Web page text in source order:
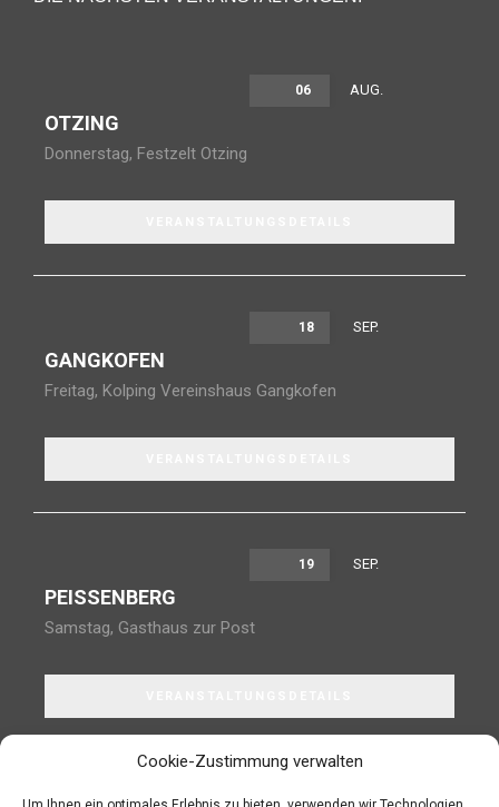
Cookie-Zustimmung verwalten
06 AUG.
OTZING
Donnerstag, Festzelt Otzing
18 SEP.
GANGKOFEN
Freitag, Kolping Vereinshaus Gangkofen
19 SEP.
PEISSENBERG
Samstag, Gasthaus zur Post